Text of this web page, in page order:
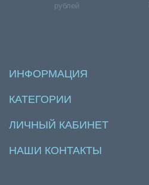
рублей
ИНФОРМАЦИЯ
КАТЕГОРИИ
ЛИЧНЫЙ КАБИНЕТ
НАШИ КОНТАКТЫ